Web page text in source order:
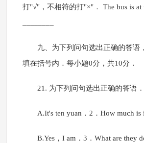
打"√"，不相符的打"×"． The bus is at
九、为下列问句选出正确的答语
填在括号内．每小题0分，共10分．
21. 为下列问句选出正确的答语．
A.It's ten yuan．2．How much is
B.Yes，I am．3．What are they